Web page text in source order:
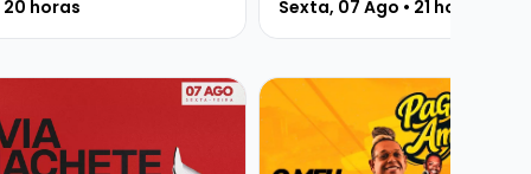
20 horas
Sexta, 07 Ago • 21 horas
MACHETE - UNDER THE COVERVeja mais sobre PAGODE DO